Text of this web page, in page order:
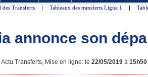
des Transferts | Tableaux des transferts Ligue 1 |
annonce son
Actu Transferts, Mise en ligne: le 22/05/2019 à 15h50